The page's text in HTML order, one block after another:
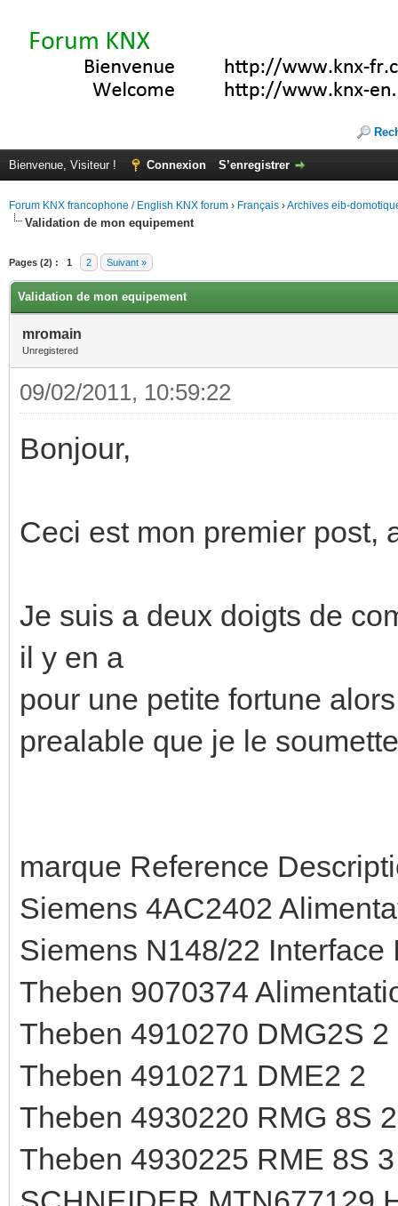
Bienvenue, Visiteur ! Connexion S’enregistrer
Forum KNX francophone / English KNX forum › Français ›Archives eib-
Validation de mon equipement
Pages (2) : 1 2 Suivant »
Validation de mon equipement
mromain
Unregistered
09/02/2011, 10:59:22
Bonjour,
Ceci est mon premier post,
Je suis a deux doigts de
il y en a
pour une petite fortune
prealable que je le
marque Reference
Siemens 4AC2402
Siemens N148/22 Interface
Theben 9070374
Theben 4910270 DMG2S 2
Theben 4910271 DME2 2
Theben 4930220 RMG 8S 2
Theben 4930225 RME 8S 3